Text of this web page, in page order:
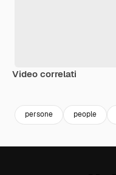
Video correlati
persone people